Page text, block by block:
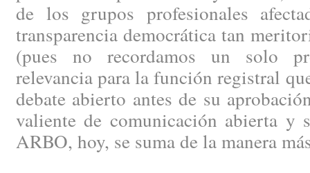
de los grupos profesionales
transparencia democrática tan
(pues no recordamos un solo
relevancia para la función registral
debate abierto antes de su
valiente de comunicación abierta y
ARBO, hoy, se suma de la manera